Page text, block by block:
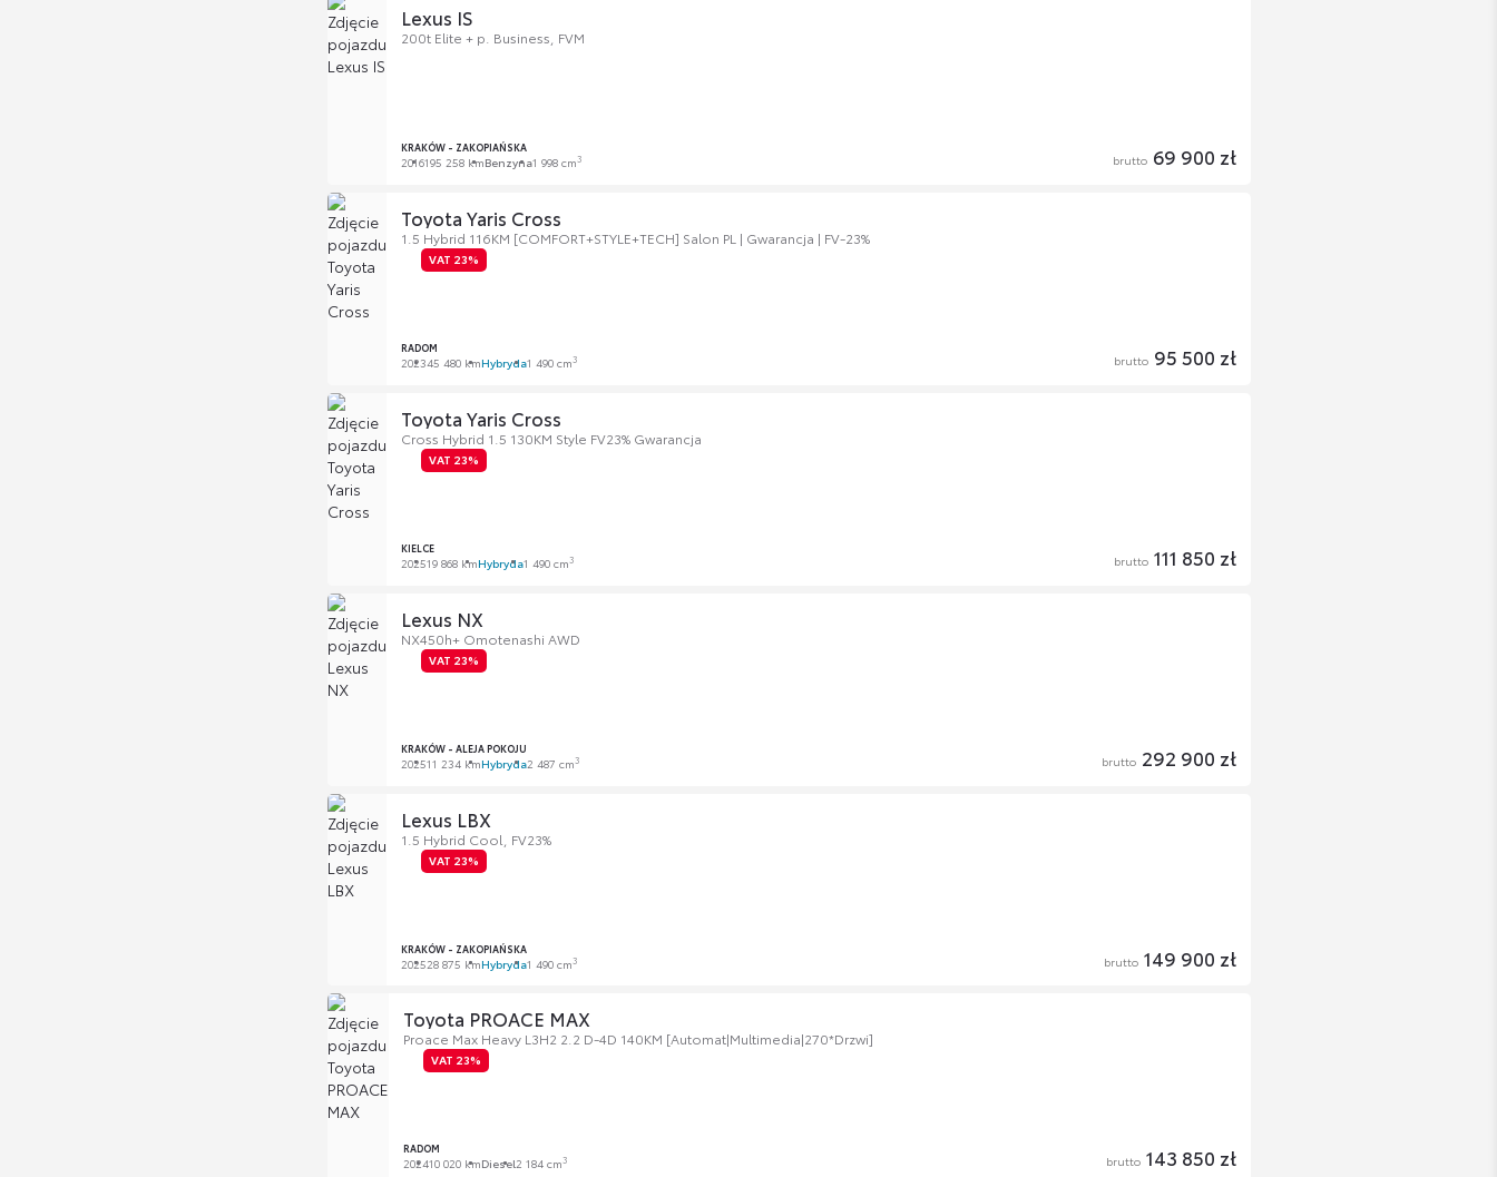
Lexus IS
200t Elite + p. Business, FVM
KRAKÓW - ZAKOPIAŃSKA
2016195 258 kmBenzyna1 998 cm3 brutto 69 900 zł
Toyota Yaris Cross
1.5 Hybrid 116KM [COMFORT+STYLE+TECH] Salon PL | Gwarancja | FV-23%
VAT 23%
RADOM
202345 480 kmHybryda1 490 cm3 brutto 95 500 zł
Toyota Yaris Cross
Cross Hybrid 1.5 130KM Style FV23% Gwarancja
VAT 23%
KIELCE
202519 868 kmHybryda1 490 cm3 brutto 111 850 zł
Lexus NX
NX450h+ Omotenashi AWD
VAT 23%
KRAKÓW - ALEJA POKOJU
202511 234 kmHybryda2 487 cm3 brutto 292 900 zł
Lexus LBX
1.5 Hybrid Cool, FV23%
VAT 23%
KRAKÓW - ZAKOPIAŃSKA
202528 875 kmHybryda1 490 cm3 brutto 149 900 zł
Toyota PROACE MAX
Proace Max Heavy L3H2 2.2 D-4D 140KM [Automat|Multimedia|270*Drzwi]
VAT 23%
RADOM
202410 020 kmDiesel2 184 cm3 brutto 143 850 zł